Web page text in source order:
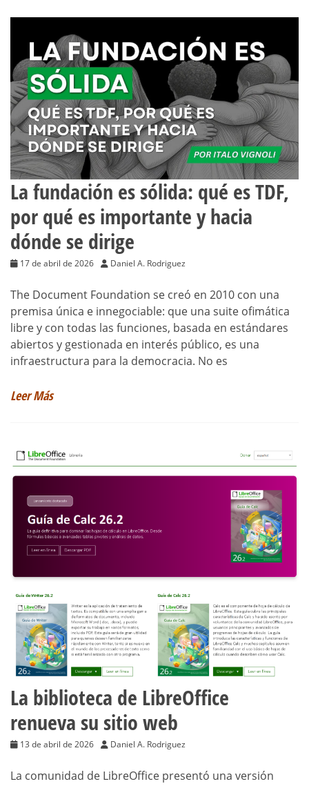
La fundación es sólida: qué es TDF,
por qué es importante y hacia
dónde se dirige
17 de abril de 2026 Daniel A. Rodriguez
The Document Foundation se creó en 2010 con una
premisa única e innegociable: que una suite ofimática
libre y con todas las funciones, basada en estándares
abiertos y gestionada en interés público, es una
infraestructura para la democracia. No es
Leer Más
La biblioteca de LibreOffice
renueva su sitio web
13 de abril de 2026 Daniel A. Rodriguez
La comunidad de LibreOffice presentó una versión